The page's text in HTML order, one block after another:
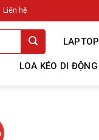
Liên hệ
LAPTOP
LOA KÉO DI ĐỘNG